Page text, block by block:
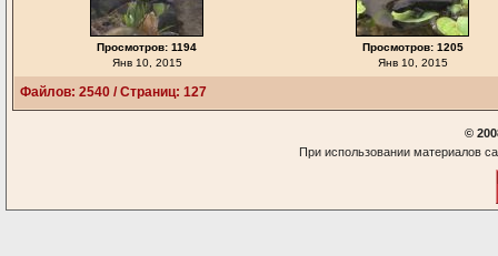
Просмотров: 1194
Янв 10, 2015
Просмотров: 1205
Янв 10, 2015
Файлов: 2540 / Страниц: 127
©
При использовании материалов